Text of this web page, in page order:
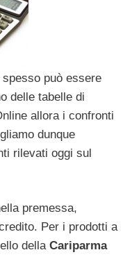
spesso può essere
delle tabelle di
allora i confronti
dunque
rilevati oggi sul
premessa,
Per i prodotti a
della Cariparma